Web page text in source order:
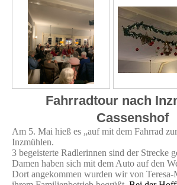
Fahrradtour nach
Cassenshof
Am 5. Mai hieß es „auf mit dem Fahrrad
Inzmühlen.
3 begeisterte Radlerinnen sind der Strecke
Damen haben sich mit dem Auto auf den
Dort angekommen wurden wir von Teresa-